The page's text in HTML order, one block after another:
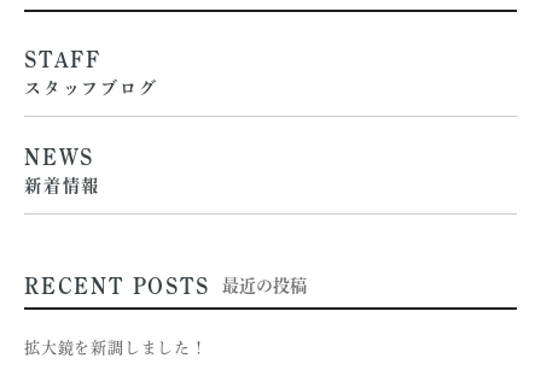
STAFF
スタッフブログ
NEWS
新着情報
RECENT POSTS 最近の投稿
拡大鏡を新調しました！